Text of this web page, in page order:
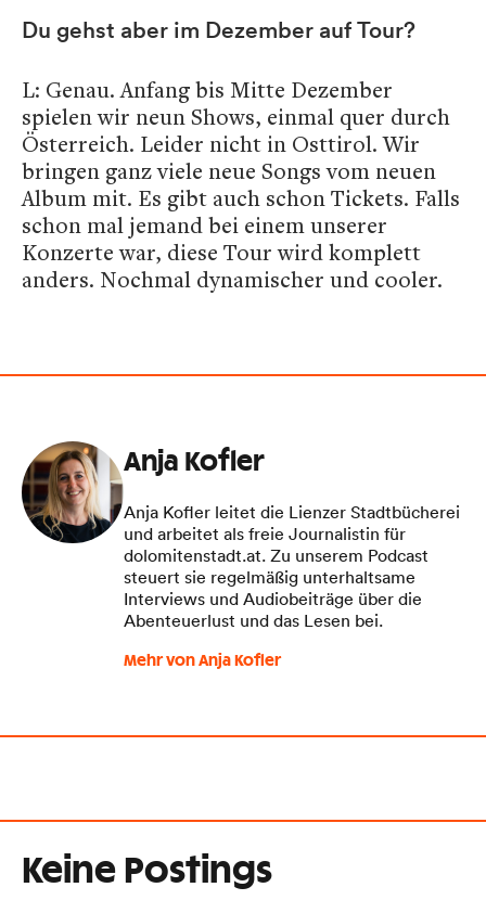
Du gehst aber im Dezember auf Tour?
L: Genau. Anfang bis Mitte Dezember
spielen wir neun Shows, einmal quer durch
Österreich. Leider nicht in Osttirol. Wir
bringen ganz viele neue Songs vom neuen
Album mit. Es gibt auch schon Tickets. Falls
schon mal jemand bei einem unserer
Konzerte war, diese Tour wird komplett
anders. Nochmal dynamischer und cooler.
Anja Kofler
Anja Kofler leitet die Lienzer Stadtbücherei
und arbeitet als freie Journalistin für
dolomitenstadt.at. Zu unserem Podcast
steuert sie regelmäßig unterhaltsame
Interviews und Audiobeiträge über die
Abenteuerlust und das Lesen bei.
Mehr von Anja Kofler
Keine Postings